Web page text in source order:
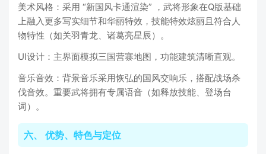
美术风格：采用 “新国风卡通渲染” ，武将形象在Q版基础
上融入更多写实细节和华丽特效，技能特效炫丽且符合人
物特性（如关羽青龙、诸葛亮星辰）。
UI设计：主界面模拟三国营寨地图，功能建筑清晰直观。
音乐音效：背景音乐采用恢弘的国风交响乐，搭配战场杀
伐音效。重要武将拥有专属语音（如释放技能、登场台
词）。
六、 优势、特色与定位